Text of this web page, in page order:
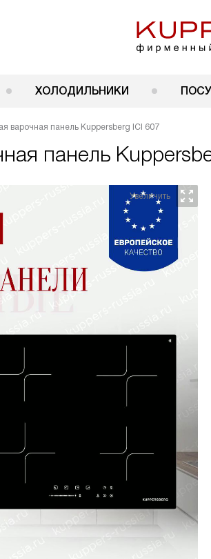
ХОЛОДИЛЬНИКИ
варочная панель Kuppersberg ICI 607
панель